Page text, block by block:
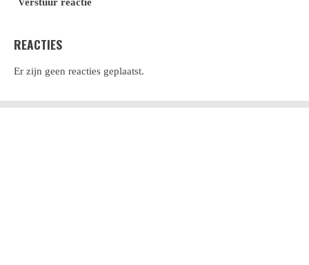
Verstuur reactie
REACTIES
Er zijn geen reacties geplaatst.